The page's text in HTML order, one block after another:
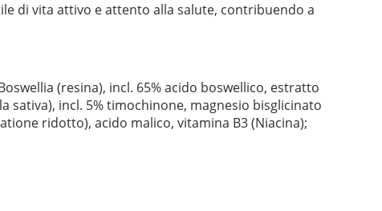
di vita attivo e attento alla salute, contribuendo a
(resina), incl. 65% acido boswellico, estratto
sativa), incl. 5% timochinone, magnesio bisglicinato
ridotto), acido malico, vitamina B3 (Niacina);